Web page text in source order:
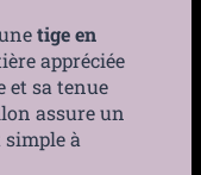
tige en
appréciée
et sa tenue
assure un
à